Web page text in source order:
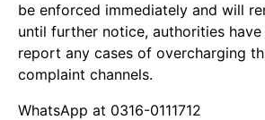
be enforced immediately and will
until further notice, authorities
report any cases of overcharging
complaint channels.
WhatsApp at 0316-0111712